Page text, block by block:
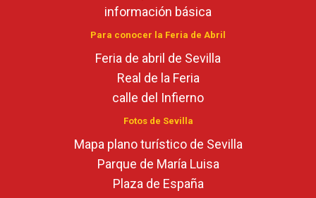
información básica
Para conocer la Feria de Abril
Feria de abril de Sevilla
Real de la Feria
calle del Infierno
Fotos de Sevilla
Mapa plano turístico de Sevilla
Parque de María Luisa
Plaza de España